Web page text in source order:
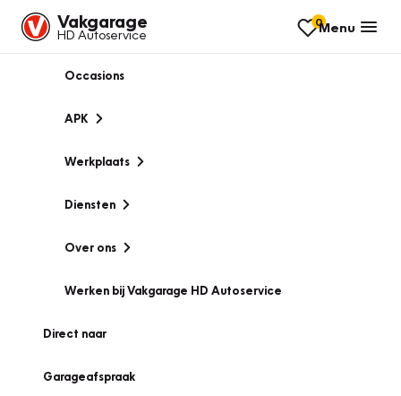
Vakgarage
HD Autoservice
0Menu
Occasions
APK
Werkplaats
Diensten
Over ons
Werken bij Vakgarage HD Autoservice
Direct naar
Garageafspraak